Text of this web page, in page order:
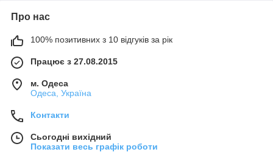
Про нас
100% позитивних з 10 відгуків за рік
Працює з 27.08.2015
м. Одеса
Одеса, Україна
Контакти
Сьогодні вихідний
Показати весь графік роботи